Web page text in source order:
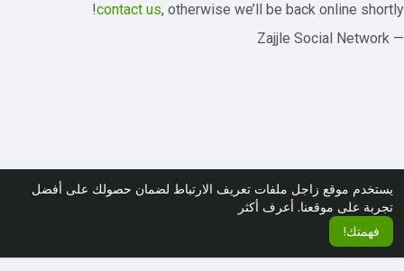
يستخدم موقع زاجل ملفات تعريف الارتباط لضمان حصولك على أفضل
تجربة على موقعنا. أعرف أكثر
فهمتك!
contact us, otherwise we’ll be back online shortly!
— Zajjle Social Network